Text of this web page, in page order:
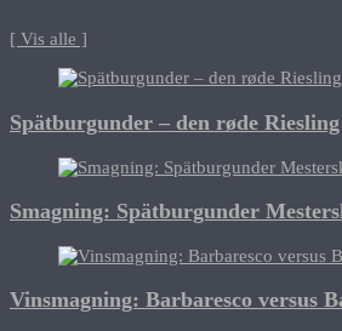
[ Vis alle ]
Spätburgunder – den røde Riesling
Smagning: Spätburgunder
Vinsmagning: Barbaresco versus